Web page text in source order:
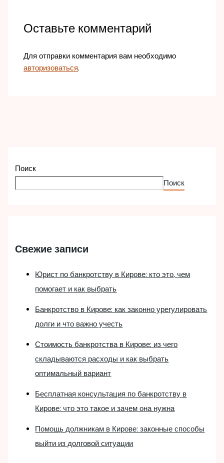
Оставьте комментарий
Для отправки комментария вам необходимо
авторизоваться.
Поиск
Поиск
Свежие записи
Юрист по банкротству в Кирове: кто это, чем
помогает и как выбрать
Банкротство в Кирове: как законно урегулировать
долги и что важно учесть
Стоимость банкротства в Кирове: из чего
складываются расходы и как выбрать
оптимальный вариант
Бесплатная консультация по банкротству в
Кирове: что это такое и зачем она нужна
Помощь должникам в Кирове: законные способы
выйти из долговой ситуации